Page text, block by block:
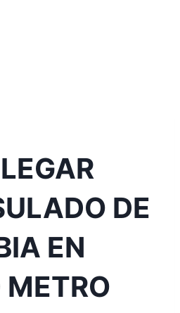
DE
EN